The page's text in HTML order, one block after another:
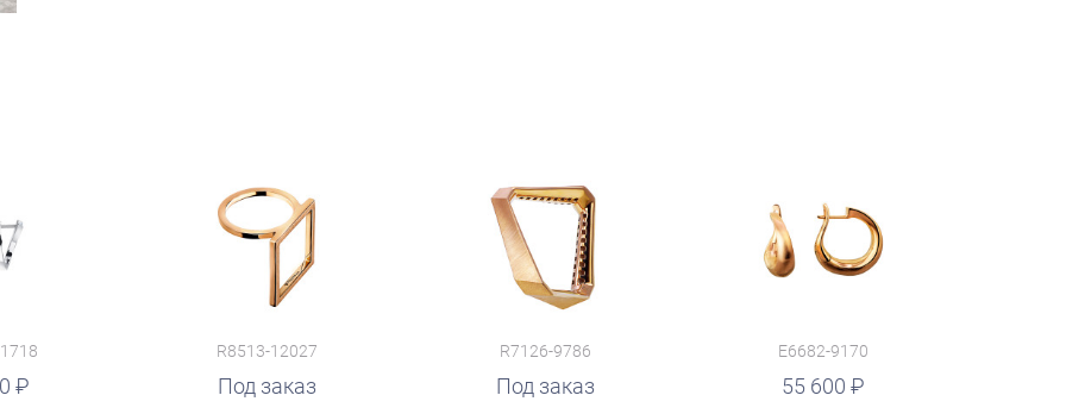
R8513-12027
Под заказ
R7126-9786
Под заказ
E6682-9170
55 600
руб.